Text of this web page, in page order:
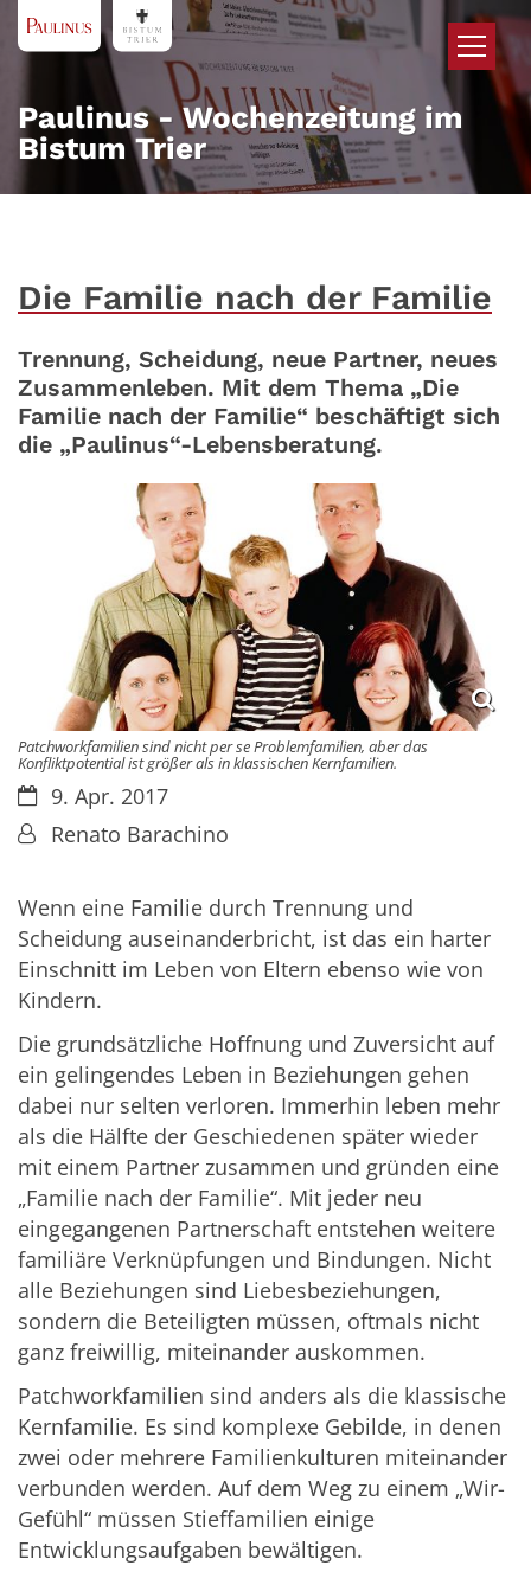
Zum Inhalt springen
Paulinus - Wochenzeitung im
Bistum Trier
Die Familie nach der Familie
Trennung, Scheidung, neue Partner, neues
Zusammenleben. Mit dem Thema „Die
Familie nach der Familie“ beschäftigt sich
die „Paulinus“-Lebensberatung.
Patchworkfamilien sind nicht per se Problemfamilien, aber das
Konfliktpotential ist größer als in klassischen Kernfamilien.
Datum:9. Apr. 2017
Von:Renato Barachino
Wenn eine Familie durch Trennung und
Scheidung auseinanderbricht, ist das ein harter
Einschnitt im Leben von Eltern ebenso wie von
Kindern.
Die grundsätzliche Hoffnung und Zuversicht auf
ein gelingendes Leben in Beziehungen gehen
dabei nur selten verloren. Immerhin leben mehr
als die Hälfte der Geschiedenen später wieder
mit einem Partner zusammen und gründen eine
„Familie nach der Familie“. Mit jeder neu
eingegangenen Partnerschaft entstehen weitere
familiäre Verknüpfungen und Bindungen. Nicht
alle Beziehungen sind Liebesbeziehungen,
sondern die Beteiligten müssen, oftmals nicht
ganz freiwillig, miteinander auskommen.
Patchworkfamilien sind anders als die klassische
Kernfamilie. Es sind komplexe Gebilde, in denen
zwei oder mehrere Familienkulturen miteinander
verbunden werden. Auf dem Weg zu einem „Wir-
Gefühl“ müssen Stieffamilien einige
Entwicklungsaufgaben bewältigen.